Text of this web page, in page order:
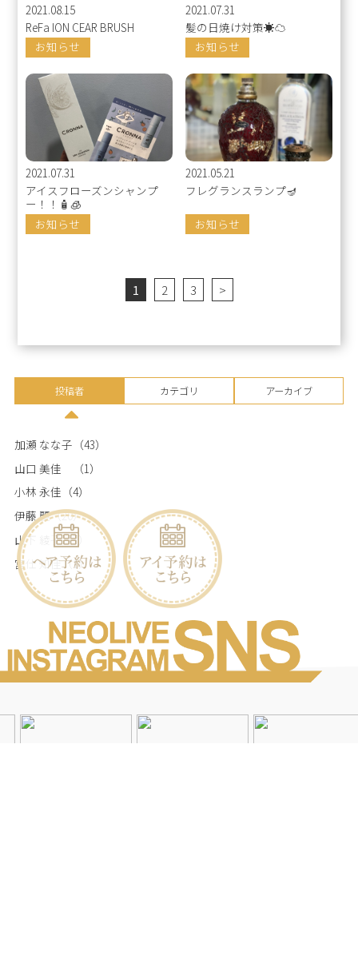
2021.08.15
ReFa ION CEAR BRUSH
お知らせ
2021.07.31
髪の日焼け対策☀️☁️
お知らせ
2021.07.31
アイスフローズンシャンプ
ー！！🧴🧊
お知らせ
2021.05.21
フレグランスランプ🪔
お知らせ
1 2 3 >
投稿者 カテゴリ アーカイブ
加瀬 なな子 （43）
山口 美佳
（1）
小林 永佳 （4）
伊藤 麗（20）
山下 綾子（7）
宮仕 知佳（1）